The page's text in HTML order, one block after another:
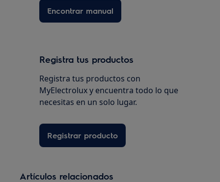
Encontrar manual
Registra tus productos
Registra tus productos con
MyElectrolux y encuentra todo lo que
necesitas en un solo lugar.
Registrar producto
Artículos relacionados